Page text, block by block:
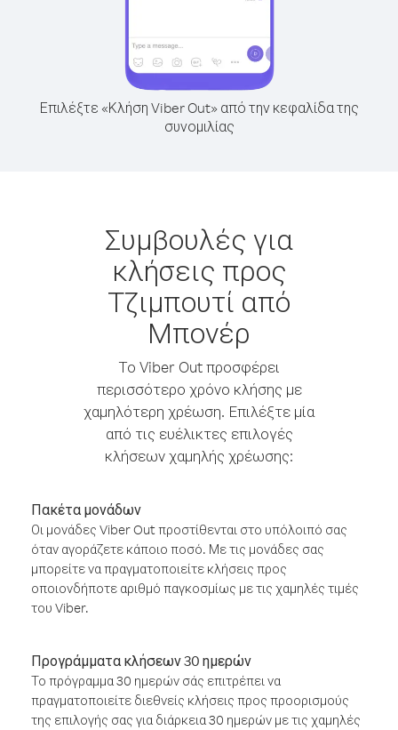
Επιλέξτε «Κλήση Viber Out» από την κεφαλίδα της
συνομιλίας
Συμβουλές για
κλήσεις προς
Τζιμπουτί από
Μπονέρ
Το Viber Out προσφέρει
περισσότερο χρόνο κλήσης με
χαμηλότερη χρέωση. Επιλέξτε μία
από τις ευέλικτες επιλογές
κλήσεων χαμηλής χρέωσης:
Πακέτα μονάδων
Οι μονάδες Viber Out προστίθενται στο υπόλοιπό σας
όταν αγοράζετε κάποιο ποσό. Με τις μονάδες σας
μπορείτε να πραγματοποιείτε κλήσεις προς
οποιονδήποτε αριθμό παγκοσμίως με τις χαμηλές τιμές
του Viber.
Προγράμματα κλήσεων 30 ημερών
Το πρόγραμμα 30 ημερών σάς επιτρέπει να
πραγματοποιείτε διεθνείς κλήσεις προς προορισμούς
της επιλογής σας για διάρκεια 30 ημερών με τις χαμηλές